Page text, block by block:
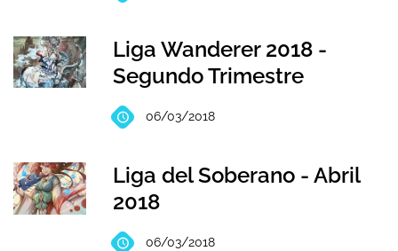
Liga Wanderer 2018 -
Segundo Trimestre
06/03/2018
Liga del Soberano - Abril
2018
06/03/2018